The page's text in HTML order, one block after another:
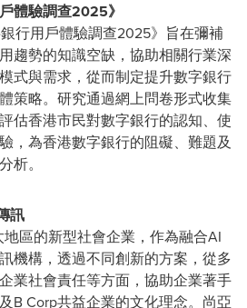
體驗調查2025》
行用戶體驗調查2025》旨在彌補
趨勢的知識空缺，協助相關行業深
式與需求，從而制定提升數字銀行
策略。研究通過網上問卷形式收集
估香港市民對數字銀行的認知、使
，為香港數字銀行的阻礙、難題及
析。
訊
區的新型社會企業，作為融合AI
機構，透過不同創新的方案，從多
業社會責任等方面，協助企業著手
B Corp共益企業的文化理念。尚亞